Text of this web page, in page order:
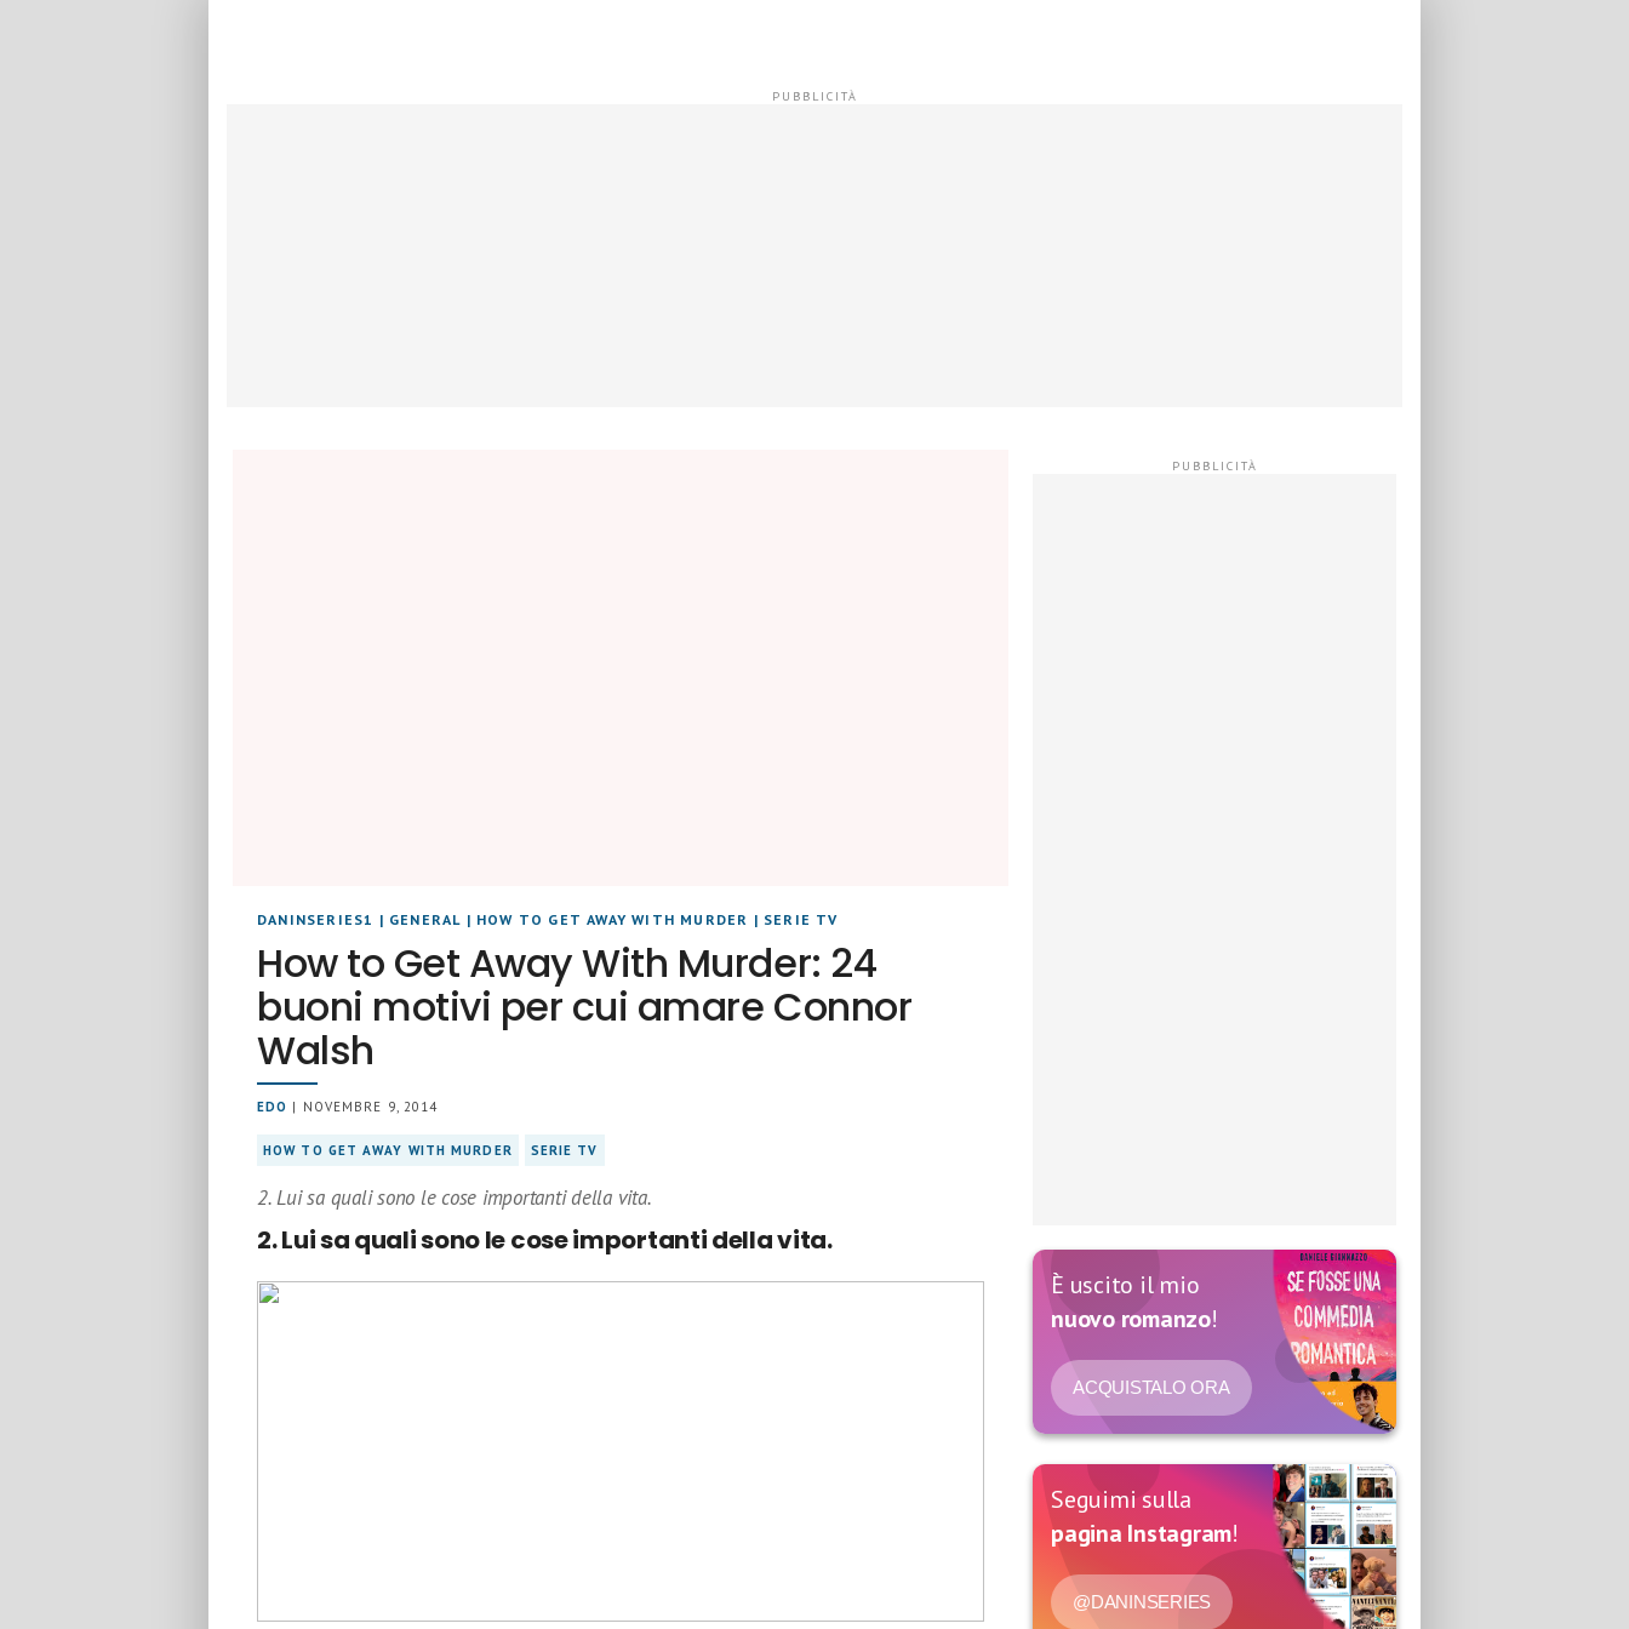
DANINSERIES1 | GENERAL | HOW TO GET AWAY WITH MURDER | SERIE TV
How to Get Away With Murder: 24
buoni motivi per cui amare Connor
Walsh
EDO | NOVEMBRE 9, 2014
HOW TO GET AWAY WITH MURDER SERIE TV
2. Lui sa quali sono le cose importanti della vita.
2.Lui sa quali sono le cose importanti della vita.
È uscito il mio
nuovo romanzo!
ACQUISTALO ORA
Seguimi sulla
pagina Instagram!
@DANINSERIES